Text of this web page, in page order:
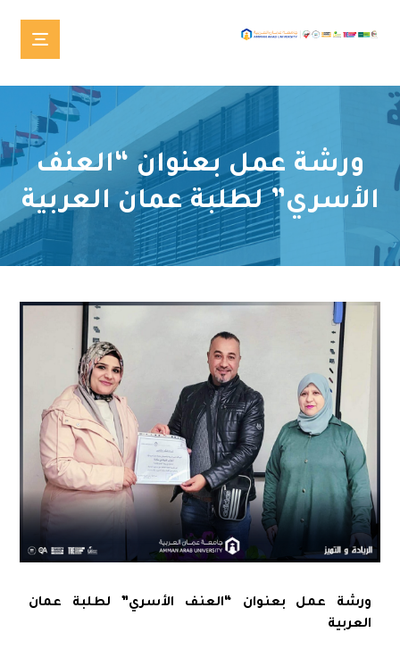
ورشة عمل بعنوان “العنف
الأسري” لطلبة عمان العربية
ورشة عمل بعنوان “العنف الأسري” لطلبة عمان
العربية